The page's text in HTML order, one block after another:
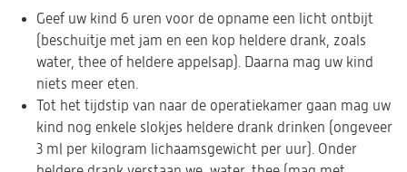
Geef uw kind 6 uren voor de opname een licht ontbijt
(beschuitje met jam en een kop heldere drank, zoals
water, thee of heldere appelsap). Daarna mag uw kind
niets meer eten.
Tot het tijdstip van naar de operatiekamer gaan mag uw
kind nog enkele slokjes heldere drank drinken (ongeveer
3 ml per kilogram lichaamsgewicht per uur). Onder